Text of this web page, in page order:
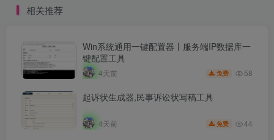
相关推荐
Win系统通用一键配置器丨服务端IP数据库一
键配置工具
4天前 免费 58
起诉状生成器,民事诉讼状写稿工具
4天前 免费 44